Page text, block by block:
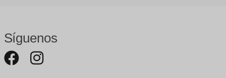
Síguenos